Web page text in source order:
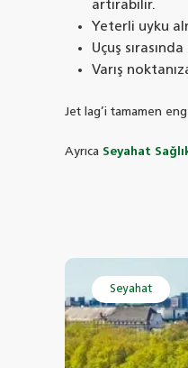
artırabilir.
Yeterli uyku
Uçuş
Varış
Jet lag’i tamamen
Ayrıca Seyahat
Seyahat